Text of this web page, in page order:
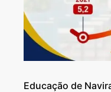
Educação de